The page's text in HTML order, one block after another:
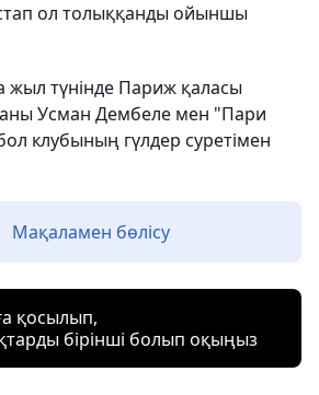
ол толыққанды ойыншы
жыл түнінде Париж қаласы
Усман Дембеле мен "Пари
клубының гүлдер суретімен
Мақаламен бөлісу
қосылып,
бірінші болып оқыңыз